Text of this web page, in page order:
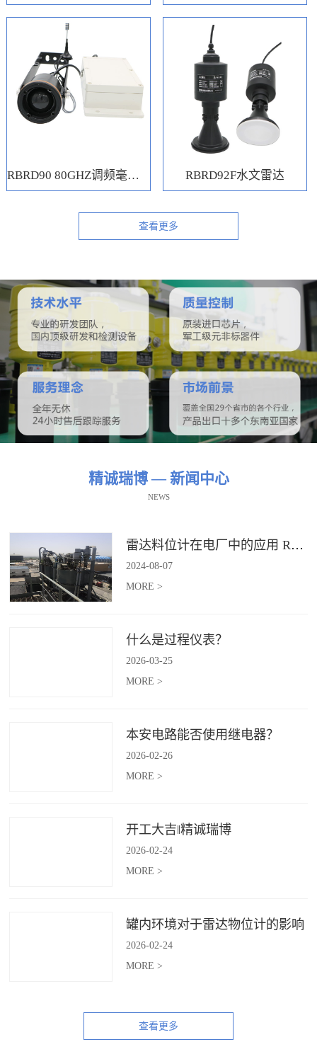
RBRD90 80GHZ调频毫米波水位计 RBRD92F水文雷达
查看更多
精诚瑞博 — 新闻中心
NEWS
雷达料位计在电厂中的应用 RBRDZB-71-6-C
2024-08-07
MORE >
什么是过程仪表？
2026-03-25
MORE >
本安电路能否使用继电器？
2026-02-26
MORE >
开工大吉‖精诚瑞博
2026-02-24
MORE >
罐内环境对于雷达物位计的影响
2026-02-24
MORE >
查看更多